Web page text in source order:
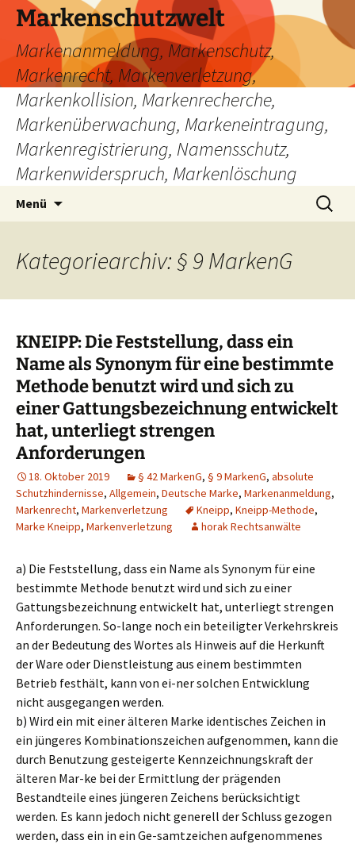
Zum
Inhalt
springen
Markenschutzwelt
Markenanmeldung, Markenschutz,
Markenrecht, Markenverletzung,
Markenkollision, Markenrecherche,
Markenüberwachung, Markeneintragung,
Markenregistrierung, Namensschutz,
Markenwiderspruch, Markenlöschung
Menü
Suchen
nach:
Kategoriearchiv: § 9 MarkenG
KNEIPP: Die Feststellung, dass ein
Name als Synonym für eine bestimmte
Methode benutzt wird und sich zu
einer Gattungsbezeichnung entwickelt
hat, unterliegt strengen
Anforderungen
18. Oktober 2019 § 42 MarkenG, § 9 MarkenG, absolute
Schutzhindernisse, Allgemein, Deutsche Marke, Markenanmeldung,
Markenrecht, Markenverletzung Kneipp, Kneipp-Methode,
Marke Kneipp, Markenverletzung horak Rechtsanwälte
a) Die Feststellung, dass ein Name als Synonym für eine
bestimmte Methode benutzt wird und sich zu einer
Gattungsbezeichnung entwickelt hat, unterliegt strengen
Anforderungen. So-lange noch ein beteiligter Verkehrskreis
an der Bedeutung des Wortes als Hinweis auf die Herkunft
der Ware oder Dienstleistung aus einem bestimmten
Betrieb festhält, kann von ei-ner solchen Entwicklung
nicht ausgegangen werden.
b) Wird ein mit einer älteren Marke identisches Zeichen in
ein jüngeres Kombinationszeichen aufgenommen, kann die
durch Benutzung gesteigerte Kennzeichnungskraft der
älteren Mar-ke bei der Ermittlung der prägenden
Bestandteile eines jüngeren Zeichens berücksichtigt
werden. Es kann jedoch nicht generell der Schluss gezogen
werden, dass ein in ein Ge-samtzeichen aufgenommenes